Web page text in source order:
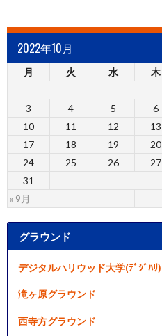
2022年10月
月 火 水 木
« 9月
3
4 5 6
10
11 12 13
17
18 19 20
24
25 26 27
31
グラウンド
デジタルハリウッド大学(ﾃﾞｼﾞﾊﾘ)
滝ヶ原グラウンド
西寺方グラウンド